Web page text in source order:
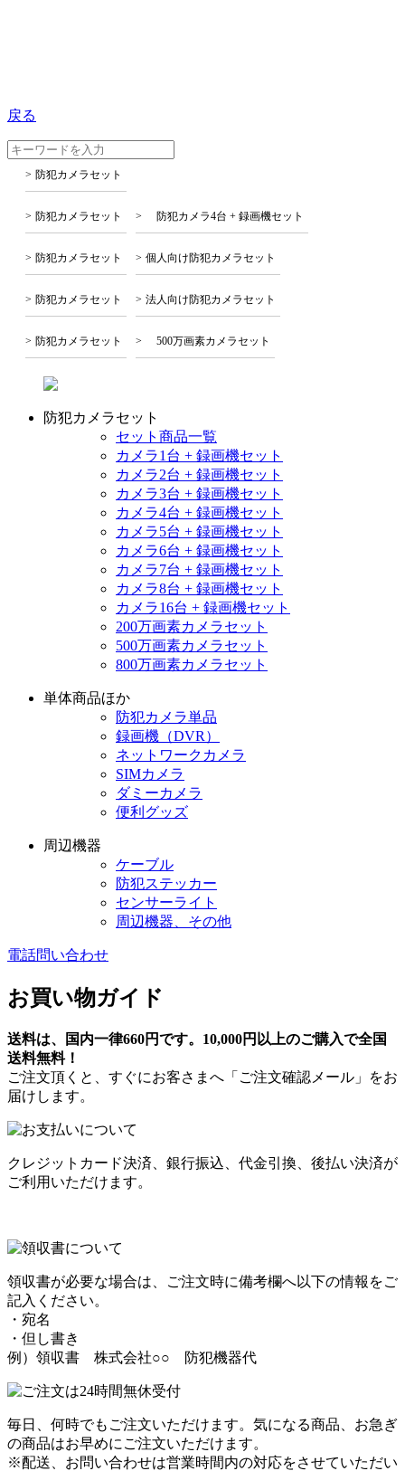
戻る
防犯カメラセット
防犯カメラセット 防犯カメラ4台 + 録画機セット
防犯カメラセット 個人向け防犯カメラセット
防犯カメラセット 法人向け防犯カメラセット
防犯カメラセット 500万画素カメラセット
防犯カメラセット
セット商品一覧
カメラ1台 + 録画機セット
カメラ2台 + 録画機セット
カメラ3台 + 録画機セット
カメラ4台 + 録画機セット
カメラ5台 + 録画機セット
カメラ6台 + 録画機セット
カメラ7台 + 録画機セット
カメラ8台 + 録画機セット
カメラ16台 + 録画機セット
200万画素カメラセット
500万画素カメラセット
800万画素カメラセット
単体商品ほか
防犯カメラ単品
録画機（DVR）
ネットワークカメラ
SIMカメラ
ダミーカメラ
便利グッズ
周辺機器
ケーブル
防犯ステッカー
センサーライト
周辺機器、その他
電話問い合わせ
お買い物ガイド
送料は、国内一律660円です。10,000円以上のご購入で全国
送料無料！
ご注文頂くと、すぐにお客さまへ「ご注文確認メール」をお
届けします。
クレジットカード決済、銀行振込、代金引換、後払い決済が
ご利用いただけます。
領収書が必要な場合は、ご注文時に備考欄へ以下の情報をご
記入ください。
・宛名
・但し書き
例）領収書 株式会社○○ 防犯機器代
毎日、何時でもご注文いただけます。気になる商品、お急ぎ
の商品はお早めにご注文いただけます。
※配送、お問い合わせは営業時間内の対応をさせていただい